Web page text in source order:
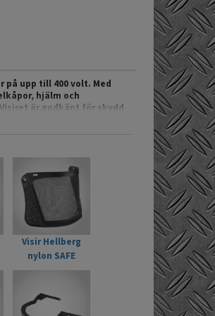
upp till 400 volt. Med
hjälm och
är godkänt för skydd
såsom
Visir Hellberg
nylon SAFE